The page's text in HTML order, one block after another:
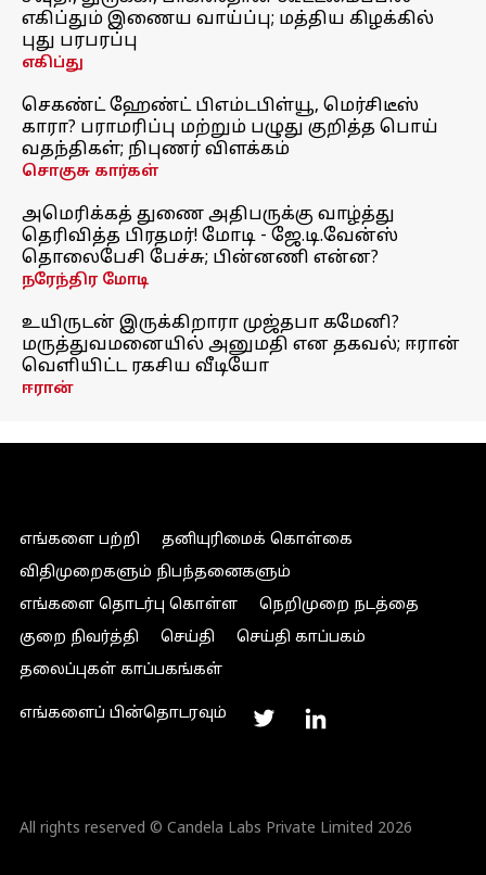
எகிப்தும் இணைய வாய்ப்பு; மத்திய கிழக்கில்
புது பரபரப்பு
எகிப்து
செகண்ட் ஹேண்ட் பிஎம்டபிள்யூ, மெர்சிடீஸ்
காரா? பராமரிப்பு மற்றும் பழுது குறித்த பொய்
வதந்திகள்; நிபுணர் விளக்கம்
சொகுசு கார்கள்
அமெரிக்கத் துணை அதிபருக்கு வாழ்த்து
தெரிவித்த பிரதமர்! மோடி - ஜே.டி.வேன்ஸ்
தொலைபேசி பேச்சு; பின்னணி என்ன?
நரேந்திர மோடி
உயிருடன் இருக்கிறாரா முஜ்தபா கமேனி?
மருத்துவமனையில் அனுமதி என தகவல்; ஈரான்
வெளியிட்ட ரகசிய வீடியோ
ஈரான்
எங்களை பற்றி
தனியுரிமைக் கொள்கை
விதிமுறைகளும் நிபந்தனைகளும்
எங்களை தொடர்பு கொள்ள
நெறிமுறை நடத்தை
குறை நிவர்த்தி
செய்தி
செய்தி காப்பகம்
தலைப்புகள் காப்பகங்கள்
எங்களைப் பின்தொடரவும்
All rights reserved © Candela Labs Private Limited 2026